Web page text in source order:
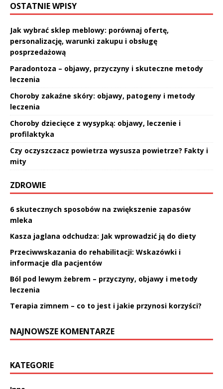
OSTATNIE WPISY
Jak wybrać sklep meblowy: porównaj ofertę,
personalizację, warunki zakupu i obsługę
posprzedażową
Paradontoza – objawy, przyczyny i skuteczne metody
leczenia
Choroby zakaźne skóry: objawy, patogeny i metody
leczenia
Choroby dziecięce z wysypką: objawy, leczenie i
profilaktyka
Czy oczyszczacz powietrza wysusza powietrze? Fakty i
mity
ZDROWIE
6 skutecznych sposobów na zwiększenie zapasów
mleka
Kasza jaglana odchudza: Jak wprowadzić ją do diety
Przeciwwskazania do rehabilitacji: Wskazówki i
informacje dla pacjentów
Ból pod lewym żebrem – przyczyny, objawy i metody
leczenia
Terapia zimnem – co to jest i jakie przynosi korzyści?
NAJNOWSZE KOMENTARZE
KATEGORIE